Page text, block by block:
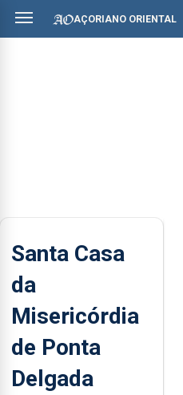
AÇORIANO ORIENTAL
Santa Casa
da
Misericórdia
de Ponta
Delgada